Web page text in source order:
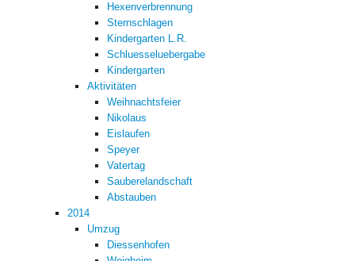
Hexenverbrennung
Sternschlagen
Kindergarten L.R.
Schluesseluebergabe
Kindergarten
Aktivitäten
Weihnachtsfeier
Nikolaus
Eislaufen
Speyer
Vatertag
Sauberelandschaft
Abstauben
2014
Umzug
Diessenhofen